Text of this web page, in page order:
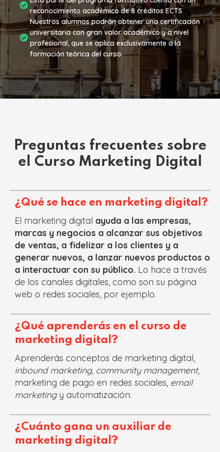
reconocimiento académico de 8 créditos ECTS
Nuestros alumnos podrán obtener una certificación
universitaria con gran valor académico y a nivel
profesional, que se aplica exclusivamente a la
formación teórica del curso
Preguntas frecuentes sobre
el Curso Marketing Digital
¿Qué se hace en marketing digital?
El marketing digital ayuda a las empresas,
marcas y negocios a alcanzar sus objetivos
de ventas, a fidelizar a los clientes y a
generar nuevos, a lanzar nuevos productos o
a interactuar con su público. Lo hace a través
de los canales digitales, como son su página
web o redes sociales, por ejemplo.
¿Qué aprenderás en el curso de
marketing digital?
Aprenderás conceptos de marketing digital,
inbound marketing, community management,
marketing de pago en redes sociales, email
marketingy automatización.
¿Cuánto gana un auxiliar de
marketing digital?